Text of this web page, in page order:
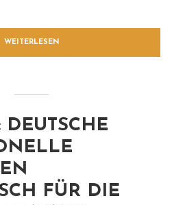
WEITERLESEN
DEUTSCHE
FÜR DIE